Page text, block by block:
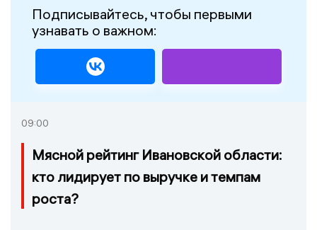
Подписывайтесь, чтобы первыми
узнавать о важном:
09:00
Мясной рейтинг Ивановской области:
кто лидирует по выручке и темпам
роста?